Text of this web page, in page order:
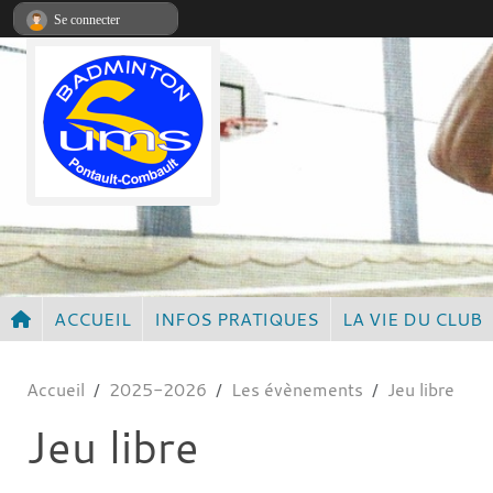
ACCUEIL INFOS PRATIQUES LA VIE DU CLUB
Accueil 2025-2026 Les évènements Jeu libre
Jeu libre
Se connecter
Panneau de gestion des cookies